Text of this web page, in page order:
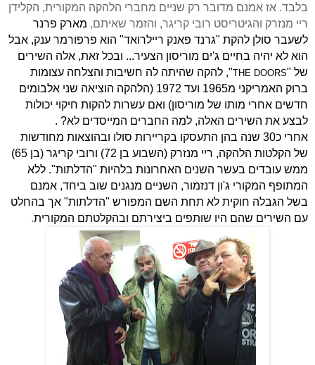
בלבד. אז אמנם מדובר רק שניים מחברי הלהקה המקורית, הקלידן
ריי מנזרק והגיטריסט רובי קריגר, והזמר שאיתם, מארק פרנר
לשעבר סולן להקת "גרנד פאנק ריילרואד" הוא פרפורמר ענק, אבל
הוא לא יהיה בחיים ג'ים מוריסון הצעיר... ובכל זאת, אלה השירים
של "THE DOORS", להקה שהיתה לה חשיבות והצלחה עצומות
ברוק האמריקני מ1965 ועד 1972 (הלהקה הוציאה שני אלבומים
חדשים אחרי מותו של מוריסון) ואם עשרות להקות חיקוי יכולות
לבצע את השירים האלה, למה החברים המייסדים לא? .
אחרי כ30 שנה בהן התעסקו בקריירות סולו ובהוצאות מחודשות
של הקלטות הלהקה, ריי מנזרק (השבוע בן 72) ורובי קריגר (בן 65)
ממש עובדים בעשר השנים האחרונות בלהיות "הדלתות". ללא
המתופף המקורי ג'ון דנזמור, השניים מנגנים שוב ביחד, אמנם
בשל הגבלה חוקית לא תחת השם המפורש "הדלתות" אך בהחלט
עם השירים שהם היו שותפים ביצירתם ובהקלטתם המקורית.